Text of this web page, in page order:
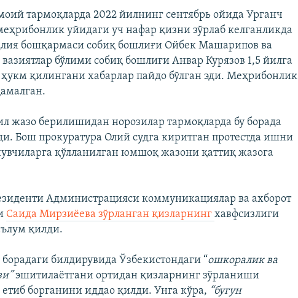
тармоқларда 2022 йилнинг сентябрь ойида Урганч
уйидаги уч нафар қизни зўрлаб келганликда
бошқармаси собиқ бошлиғи Ойбек Машарипов ва
бўлими собиқ бошлиғи Анвар Курязов 1,5 йилга
қилингани хабарлар пайдо бўлган эди. Меҳрибонлик
жазо берилишидан норозилар тармоқларда бу борада
Бош прокуратура Олий судга киритган протестда ишни
қўлланилган юмшоқ жазони қаттиқ жазога
Администрацияси коммуникациялар ва ахборот
Саида Мирзиёева зўрланган қизларнинг хавфсизлиги
қилди.
билдирувида Ўзбекистондаги “ошкоралик ва
эшитилаётгани ортидан қизларнинг зўрланиши
борганини иддао қилди. Унга кўра, “бугун